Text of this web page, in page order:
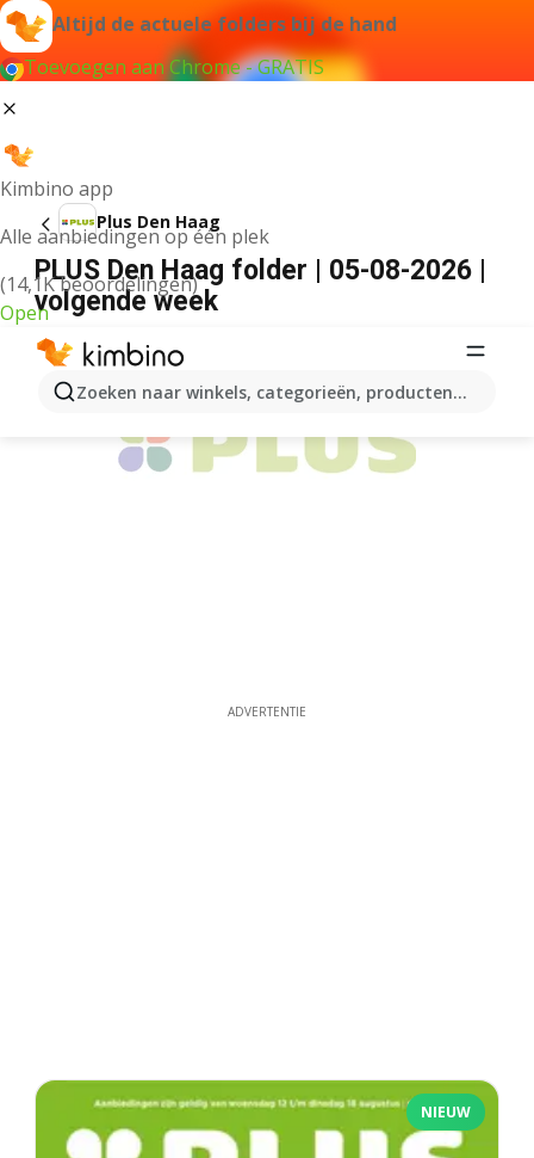
Altijd de actuele folders bij de hand
Toevoegen aan Chrome - GRATIS
Kimbino app
Alle aanbiedingen op één plek
(14,1K beoordelingen)
Open
Zoeken naar winkels, categorieën, producten...
Plus Den Haag
PLUS Den Haag folder | 05-08-2026 |
volgende week
ADVERTENTIE
NIEUW